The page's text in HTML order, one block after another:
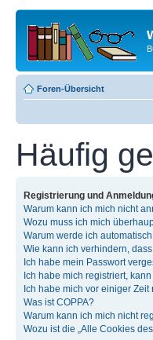
Foren-Übersicht
Häufig
Registrierung und
Warum kann ich mich nicht
Wozu muss ich mich
Warum werde ich
Wie kann ich verhindern,
Ich habe mein Passwort
Ich habe mich registriert,
Ich habe mich vor einiger
Was ist COPPA?
Warum kann ich mich nicht
Wozu ist die „Alle Cookies